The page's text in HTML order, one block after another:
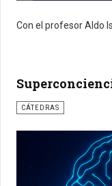
Con el profesor Aldo
CÁTEDRAS